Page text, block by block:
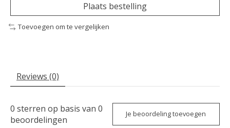
Plaats bestelling
Toevoegen om te vergelijken
Reviews (0)
0 sterren op basis van 0
beoordelingen
Je beoordeling toevoegen